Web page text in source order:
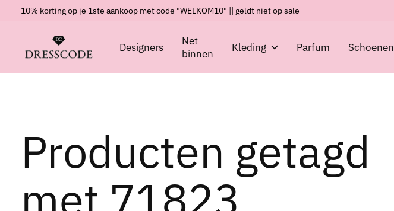
10% korting op je 1ste aankoop met code "WELKOM10" || geldt niet op sale
Designers
Net
binnen
Kleding Parfum Schoenen
Producten getagd
met 71823